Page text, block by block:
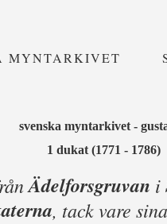
MYNTARKIVET
svenska myntarkivet -
1 dukat (1771 - 1786)
Ädelforsgruvan i
, tack vare sina